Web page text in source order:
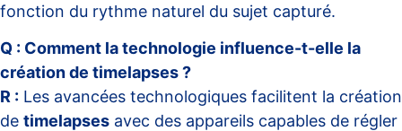
fonction du rythme naturel du sujet capturé.
Q : Comment la technologie influence-t-elle la
création de timelapses ?
R : Les avancées technologiques facilitent la création
de timelapses avec des appareils capables de régler